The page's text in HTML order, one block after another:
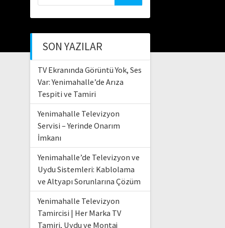
SON YAZILAR
TV Ekranında Görüntü Yok, Ses
Var: Yenimahalle’de Arıza
Tespiti ve Tamiri
Yenimahalle Televizyon
Servisi – Yerinde Onarım
İmkanı
Yenimahalle’de Televizyon ve
Uydu Sistemleri: Kablolama
ve Altyapı Sorunlarına Çözüm
Yenimahalle Televizyon
Tamircisi | Her Marka TV
Tamiri, Uydu ve Montaj